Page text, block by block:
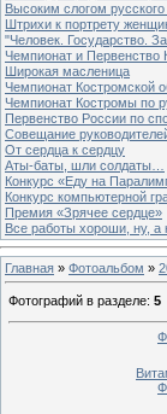
Высоким слогом
Штрихи к портрету
"Человек. Государство.
Чемпионат и
Широкая масленица
Чемпионат Костромской
Чемпионат Костромы по
Первенство России по
Совещание
От сердца к сердцу
Аты-баты, шли солдаты…
Конкурс «Еду на
Конкурс компьютерной
Премия «Зрячее сердце»
Все работы хороши, ну, а
Главная » Фотоальбом »
Фотографий в разделе: 5